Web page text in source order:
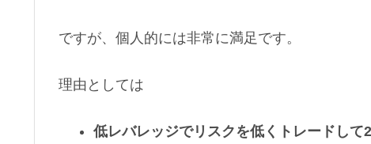
ですが、個人的には非常に満足です。
理由としては
低レバレッジでリスクを低くトレードし